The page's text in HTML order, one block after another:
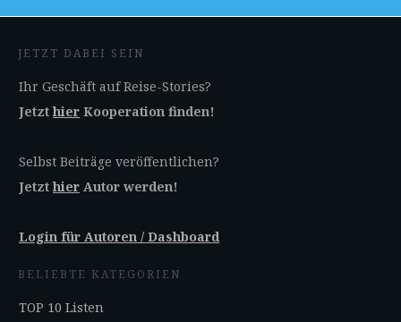
JETZT DABEI SEIN
Ihr Geschäft auf Reise-Stories?
Jetzthier Kooperation finden!
Selbst Beiträge veröffentlichen?
Jetzthier Autor werden!
Login für Autoren / Dashboard
BELIEBTE KATEGORIEN
TOP 10 Listen